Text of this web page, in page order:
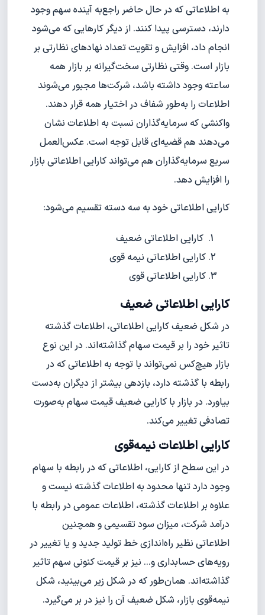
به اطلاعاتی که در حال حاضر راجع‌به آینده سهم وجود
دارند، دسترسی پیدا کنند. از دیگر کارهایی که می‌شود
انجام داد، افزایش و تقویت تعداد نهادهای نظارتی بر
بازار است. وقتی نظارتی سخت‌گیرانه بر بازار همه
ساعته وجود داشته باشد، شرکت‌ها مجبور می‌شوند
اطلاعات را به‌طور شفاف در اختیار همه قرار دهند.
واکنشی که سرمایه‌گذاران نسبت به اطلاعات نشان
می‌دهند هم قضیه‌ای قابل توجه است. عکس‌العمل
سریع سرمایه‌گذاران هم می‌تواند کارایی اطلاعاتی بازار
را افزایش دهد.
کارایی اطلاعاتی خود به سه دسته تقسیم می‌شود:
کارایی اطلاعاتی ضعیف
کارایی اطلاعاتی نیمه قوی ‌
کارایی اطلاعاتی قوی
کارایی اطلاعاتی ضعیف
در شکل ضعیف کارایی اطلاعاتی، اطلاعات گذشته
تاثیر خود را بر قیمت سهام گذاشته‌اند. در این نوع
بازار هیچ‌کس نمی‌تواند با توجه به اطلاعاتی که در
رابطه با گذشته دارد، بازدهی بیشتر از دیگران به‌دست
بیاورد. در بازار با کارایی ضعیف قیمت سهام به‌صورت
تصادفی تغییر می‌کند.
کارایی اطلاعات نیمه‌قوی
در این سطح از کارایی، اطلاعاتی که در رابطه با سهام
وجود دارد تنها محدود به اطلاعات گذشته نیست و
علاوه بر اطلاعات گذشته، اطلاعات عمومی در رابطه با
درآمد شرکت، میزان سود تقسیمی و همچنین
اطلاعاتی نظیر راه‌اندازی خط تولید جدید و یا تغییر در
رویه‌های حسابداری و... نیز بر قیمت کنونی سهم تاثیر
گذاشته‌اند. همان‌طور که در شکل زیر می‌بینید، شکل
نیمه‌قوی بازار، شکل ضعیف آن را نیز در بر می‌گیرد.